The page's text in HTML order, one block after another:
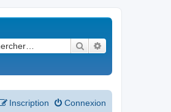
Rechercher
Connexion
Inscription